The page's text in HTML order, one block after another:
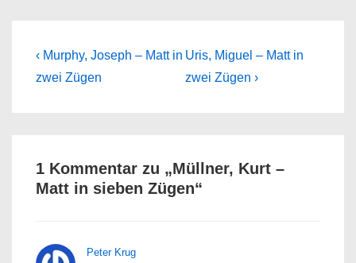
Beitragsnavigation
Previous
Post
‹ Murphy, Joseph – Matt in
zwei Zügen
Next
Post
Uris, Miguel – Matt in
zwei Zügen ›
1 Kommentar zu „Müllner, Kurt –
Matt in sieben Zügen“
Peter Krug